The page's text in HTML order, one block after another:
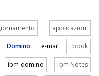
applicazioni
Domino e-mail Ebook
ibm domino Ibm Notes